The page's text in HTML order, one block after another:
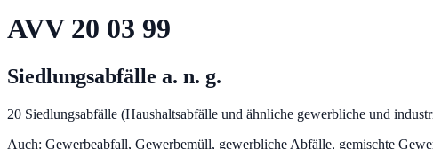
AVV 20 03 99
Siedlungsabfälle a. n. g.
20 Siedlungsabfälle (Haushaltsabfälle und ähnliche gewerbliche und
Auch: Gewerbeabfall, Gewerbemüll, gewerbliche Abfälle, gemischte